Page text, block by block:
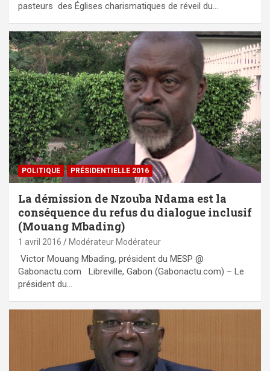
pasteurs des Églises charismatiques de réveil du…
POLITIQUE PRÉSIDENTIELLE 2016
La démission de Nzouba Ndama est la
conséquence du refus du dialogue inclusif
(Mouang Mbading)
1 avril 2016 Modérateur Modérateur
Victor Mouang Mbading, président du MESP @
Gabonactu.com Libreville, Gabon (Gabonactu.com) – Le
président du…